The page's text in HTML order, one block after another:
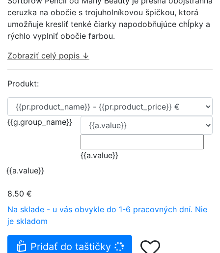
ceruzka na obočie s trojuholníkovou špičkou, ktorá
umožňuje kresliť tenké čiarky napodobňujúce chĺpky a
rýchlo vyplniť obočie farbou.
Zobraziť celý popis ↓
Produkt:
{{g.group_name}}
{{a.value}}
{{a.value}}
8.50 €
Na sklade - u vás obvykle do 1-6 pracovných dní. Nie
je skladom
Pridať do taštičky